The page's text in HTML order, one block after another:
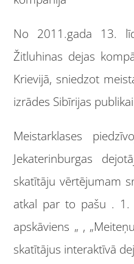
No 2011.gada 13.
Žitluhinas dejas
Krievijā, sniedzot
izrādes Sibīrijas
Meistarklases
Jekaterinburgas
skatītāju vērtējumam
atkal par to pašu . 1.
apskāviens „ ,
skatītājus interaktīvā